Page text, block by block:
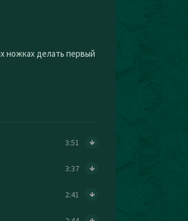
ножках делать первый
3:51
3:37
2:41